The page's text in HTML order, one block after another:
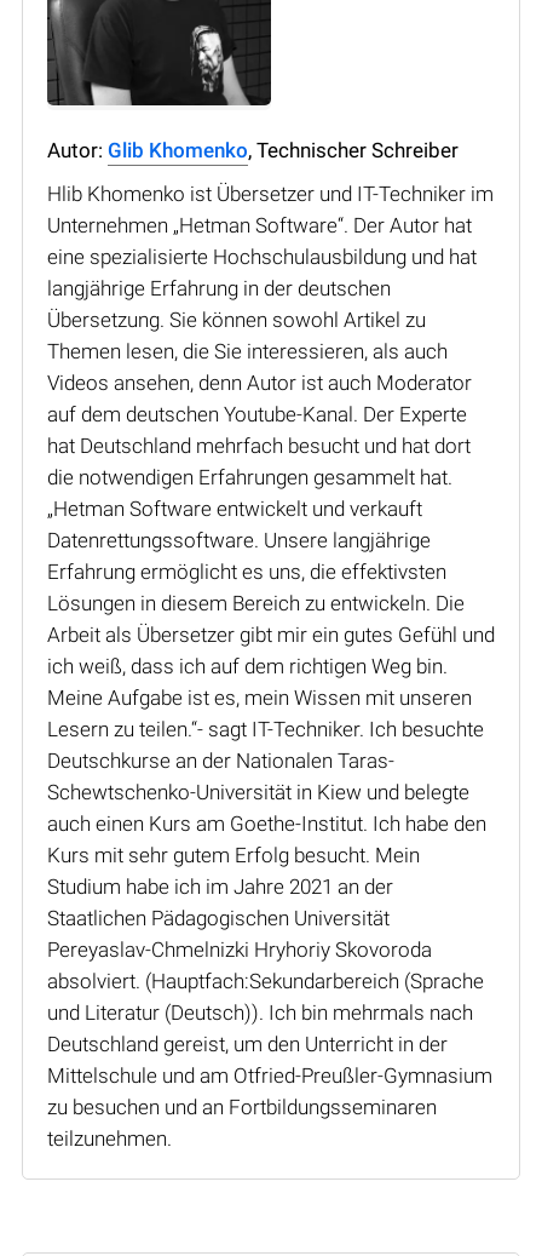
Autor: Glib Khomenko, Technischer Schreiber
Hlib Khomenko ist Übersetzer und IT-Techniker im
Unternehmen „Hetman Software“. Der Autor hat
eine spezialisierte Hochschulausbildung und hat
langjährige Erfahrung in der deutschen
Übersetzung. Sie können sowohl Artikel zu
Themen lesen, die Sie interessieren, als auch
Videos ansehen, denn Autor ist auch Moderator
auf dem deutschen Youtube-Kanal. Der Experte
hat Deutschland mehrfach besucht und hat dort
die notwendigen Erfahrungen gesammelt hat.
„Hetman Software entwickelt und verkauft
Datenrettungssoftware. Unsere langjährige
Erfahrung ermöglicht es uns, die effektivsten
Lösungen in diesem Bereich zu entwickeln. Die
Arbeit als Übersetzer gibt mir ein gutes Gefühl und
ich weiß, dass ich auf dem richtigen Weg bin.
Meine Aufgabe ist es, mein Wissen mit unseren
Lesern zu teilen.“- sagt IT-Techniker. Ich besuchte
Deutschkurse an der Nationalen Taras-
Schewtschenko-Universität in Kiew und belegte
auch einen Kurs am Goethe-Institut. Ich habe den
Kurs mit sehr gutem Erfolg besucht. Mein
Studium habe ich im Jahre 2021 an der
Staatlichen Pädagogischen Universität
Pereyaslav-Chmelnizki Hryhoriy Skovoroda
absolviert. (Hauptfach:Sekundarbereich (Sprache
und Literatur (Deutsch)). Ich bin mehrmals nach
Deutschland gereist, um den Unterricht in der
Mittelschule und am Otfried-Preußler-Gymnasium
zu besuchen und an Fortbildungsseminaren
teilzunehmen.